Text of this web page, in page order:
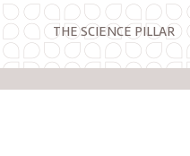
THE SCIENCE PILLAR